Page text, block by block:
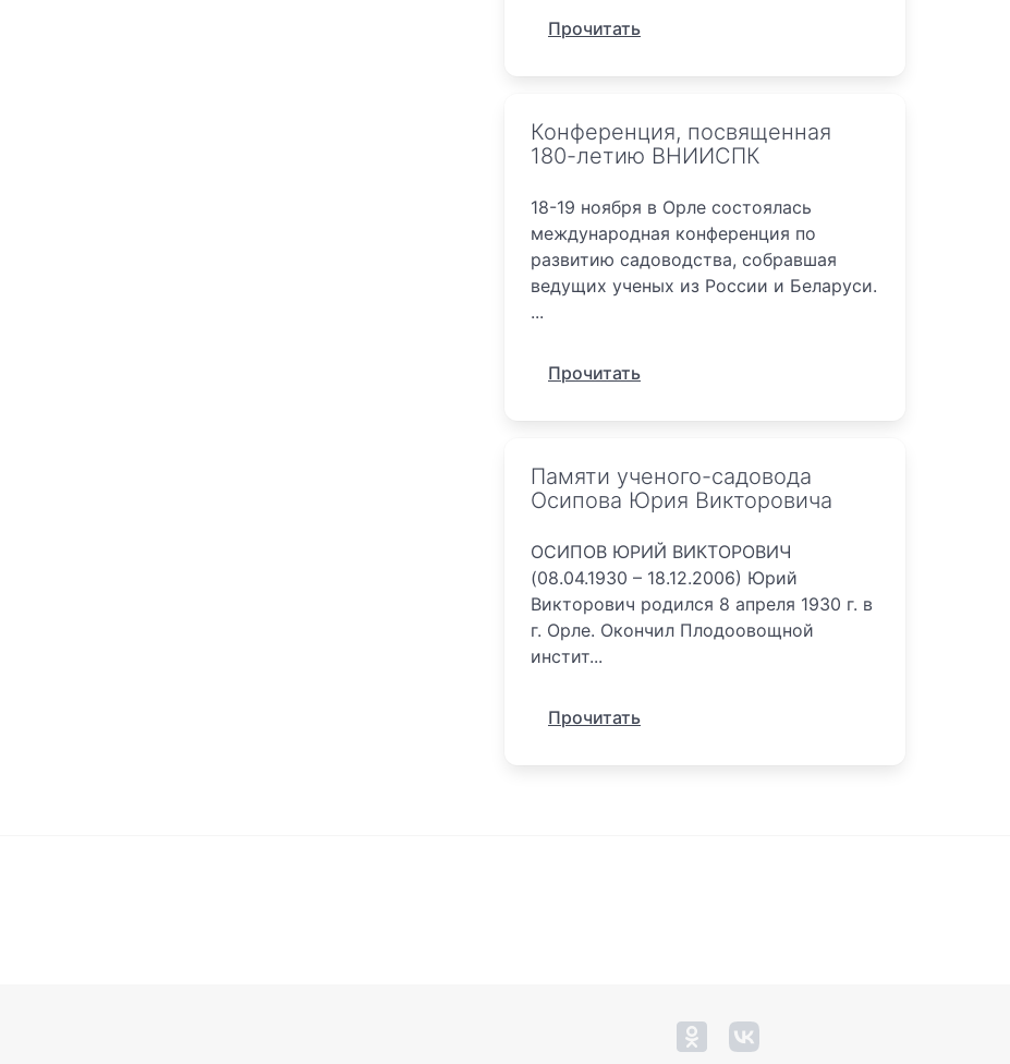
Прочитать
Конференция, посвященная
180-летию ВНИИСПК
18-19 ноября в Орле состоялась
международная конференция по
развитию садоводства, собравшая
ведущих ученых из России и Беларуси.
...
Прочитать
Памяти ученого-садовода
Осипова Юрия Викторовича
ОСИПОВ ЮРИЙ ВИКТОРОВИЧ
(08.04.1930 – 18.12.2006) Юрий
Викторович родился 8 апреля 1930 г. в
г. Орле. Окончил Плодоовощной
инстит...
Прочитать